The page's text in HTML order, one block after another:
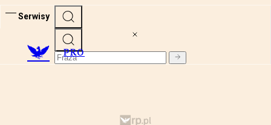
Serwisy
PRO